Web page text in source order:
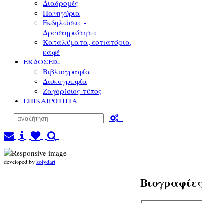
Διαδρομές
Πανηγύρια
Εκδηλώσεις -
Δραστηριότητες
Καταλύματα, εστιατόρια,
καφέ
ΕΚΔΟΣΕΙΣ
Βιβλιογραφία
Δισκογραφία
Ζαγορίσιος τύπος
ΕΠΙΚΑΙΡΟΤΗΤΑ
developed bykolydart
Βιογραφίες